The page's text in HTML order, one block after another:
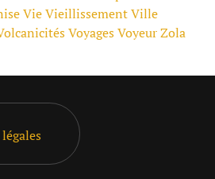
VieVieillissementVille
VoyagesVoyeurZola